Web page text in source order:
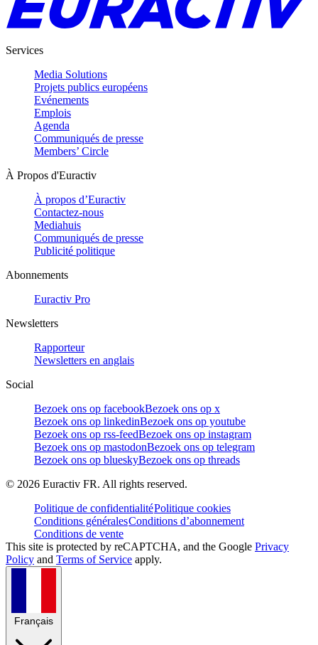
Services
Media Solutions
Projets publics européens
Evénements
Emplois
Agenda
Communiqués de presse
Members’ Circle
À Propos d'Euractiv
À propos d’Euractiv
Contactez-nous
Mediahuis
Communiqués de presse
Publicité politique
Abonnements
Euractiv Pro
Newsletters
Rapporteur
Newsletters en anglais
Social
Bezoek ons op facebookBezoek ons op x
Bezoek ons op linkedinBezoek ons op youtube
Bezoek ons op rss-feedBezoek ons op instagram
Bezoek ons op mastodonBezoek ons op telegram
Bezoek ons op blueskyBezoek ons op threads
© 2026 Euractiv FR. All rights reserved.
Politique de confidentialitéPolitique cookies
Conditions généralesConditions d’abonnement
Conditions de vente
This site is protected by reCAPTCHA, and the Google Privacy
Policy and Terms of Service apply.
Français